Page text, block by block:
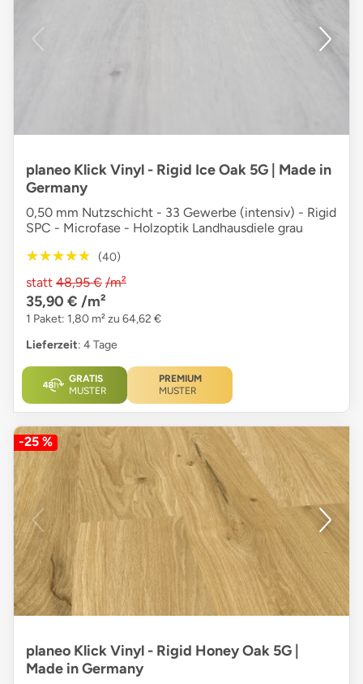
planeo Klick Vinyl - Rigid Ice Oak 5G | Made in
Germany
0,50 mm Nutzschicht - 33 Gewerbe (intensiv) - Rigid
SPC - Microfase - Holzoptik Landhausdiele grau
★★★★★
★★★★★ (40)
statt 48,95 € /m²
35,90 € /m²
1 Paket: 1,80 m² zu 64,62 €
Lieferzeit: 4 Tage
GRATIS
MUSTER
PREMIUM
MUSTER
-25 %
planeo Klick Vinyl - Rigid Honey Oak 5G |
Made in Germany